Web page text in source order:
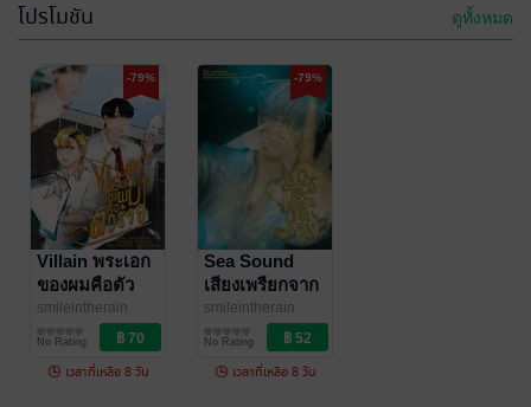
Invisible Hero
เป็นคนตกงาน
อยู่ดี ๆ รู้ตัวอีกที
ก็กลายเป็นฮีโร่
ซะงั้น [ SS3 ]
smileintherain
นิยายแฟนตาซี
No Rating
Villain พระเอก
ของผมคือตัว
ร้าย
smileintherain
นิยายวาย Boy
Love / Yaoi
No Rating
โปรโมชัน ดูทั้งหมด
-79%
Villain พระเอก
ของผมคือตัว
ร้าย
smileintherain
นิยายวาย Boy
Love / Yaoi
No Rating
เวลาที่เหลือ 8 วัน
-79%
Sea Sound
เสียงเพรียกจาก
ทะเล
smileintherain
นิยายวาย Boy
Love / Yaoi
No Rating
เวลาที่เหลือ 8 วัน